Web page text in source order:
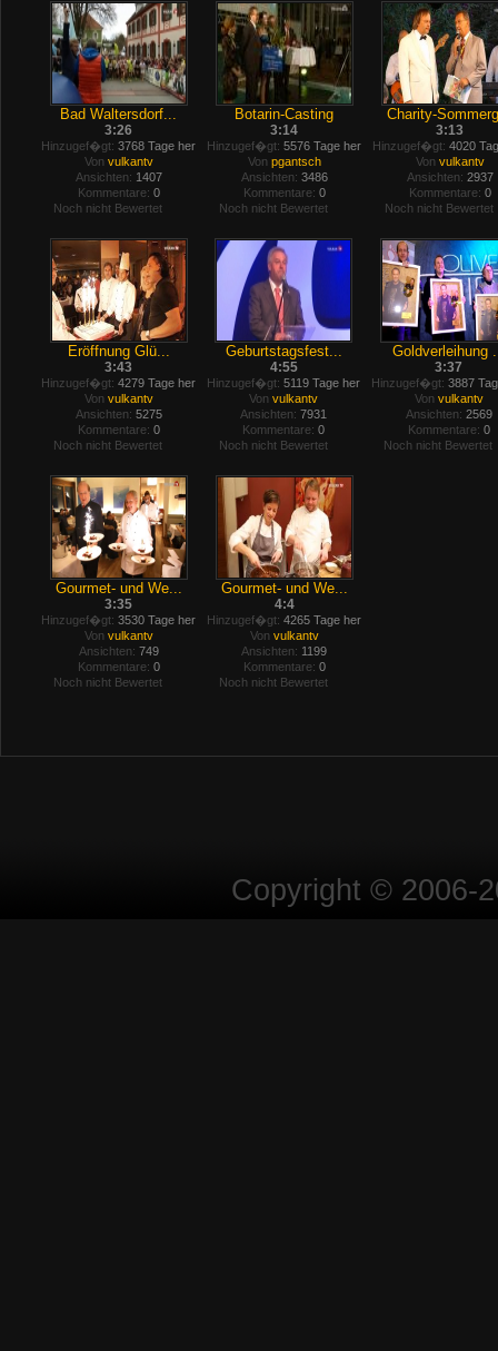
Bad Waltersdorf...
3:26
Hinzugef�gt: 3768 Tage her
Von vulkantv
Ansichten: 1407
Kommentare: 0
Noch nicht Bewertet
Botarin-Casting
3:14
Hinzugef�gt: 5576 Tage her
Von pgantsch
Ansichten: 3486
Kommentare: 0
Noch nicht Bewertet
Charity-
3:13
Hinzugef�gt: 4020
Von vulkantv
Ansichten: 2937
Kommentare: 0
Noch nicht Bewertet
Eröffnung Glü...
3:43
Hinzugef�gt: 4279 Tage her
Von vulkantv
Ansichten: 5275
Kommentare: 0
Noch nicht Bewertet
Geburtstagsfest...
4:55
Hinzugef�gt: 5119 Tage her
Von vulkantv
Ansichten: 7931
Kommentare: 0
Noch nicht Bewertet
Goldverleihung
3:37
Hinzugef�gt: 3887
Von vulkantv
Ansichten: 2569
Kommentare: 0
Noch nicht Bewertet
Gourmet- und We...
3:35
Hinzugef�gt: 3530 Tage her
Von vulkantv
Ansichten: 749
Kommentare: 0
Noch nicht Bewertet
Gourmet- und We...
4:4
Hinzugef�gt: 4265 Tage her
Von vulkantv
Ansichten: 1199
Kommentare: 0
Noch nicht Bewertet
Copyright © 2006-